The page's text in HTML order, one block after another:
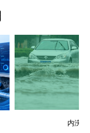
内涝场